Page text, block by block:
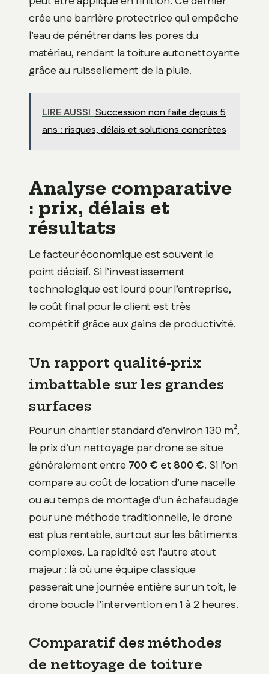
crée une barrière protectrice qui empêche
l’eau de pénétrer dans les pores du
matériau, rendant la toiture autonettoyante
grâce au ruissellement de la pluie.
LIRE AUSSI Succession non faite depuis 5
ans : risques, délais et solutions concrètes
Analyse comparative
: prix, délais et
résultats
Le facteur économique est souvent le
point décisif. Si l’investissement
technologique est lourd pour l’entreprise,
le coût final pour le client est très
compétitif grâce aux gains de productivité.
Un rapport qualité-prix
imbattable sur les grandes
surfaces
Pour un chantier standard d’environ 130 m²,
le prix d’un nettoyage par drone se situe
généralement entre700 € et 800 €. Si l’on
compare au coût de location d’une nacelle
ou au temps de montage d’un échafaudage
pour une méthode traditionnelle, le drone
est plus rentable, surtout sur les bâtiments
complexes. La rapidité est l’autre atout
majeur : là où une équipe classique
passerait une journée entière sur un toit, le
drone boucle l’intervention en 1 à 2 heures.
Comparatif des méthodes
de nettoyage de toiture